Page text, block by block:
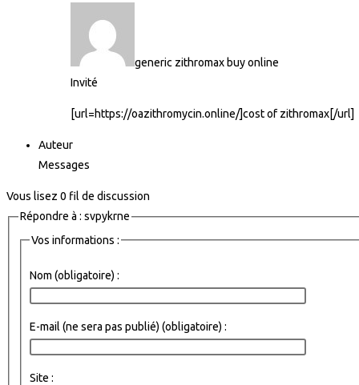
generic zithromax buy online
Invité
[url=https://oazithromycin.online/]cost of zithromax[/url]
Auteur
Messages
Vous lisez 0 fil de discussion
Répondre à : svpykrne
Vos informations :
Nom (obligatoire) :
E-mail (ne sera pas publié) (obligatoire) :
Site :